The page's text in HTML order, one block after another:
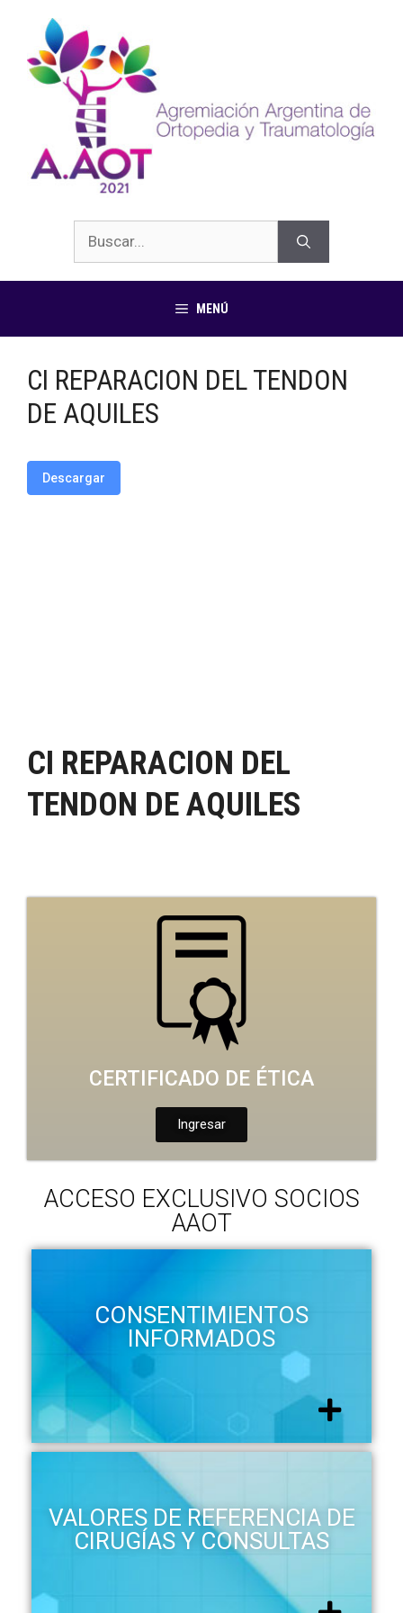
MENÚ
CI REPARACION DEL TENDON
DE AQUILES
Descargar
CI REPARACION DEL
TENDON DE AQUILES
CERTIFICADO DE ÉTICA
Ingresar
ACCESO EXCLUSIVO SOCIOS
AAOT
CONSENTIMIENTOS
INFORMADOS
VALORES DE REFERENCIA DE
CIRUGÍAS Y CONSULTAS